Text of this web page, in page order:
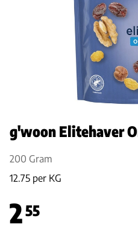
g'woon Elitehaver
200 Gram
12.75 per KG
255